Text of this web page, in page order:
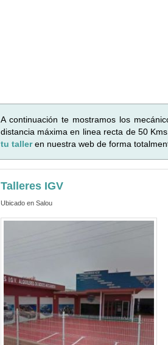
A continuación te mostramos los
distancia máxima en linea recta de 50
tu talleren nuestra web de forma
Talleres IGV
Ubicado en Salou